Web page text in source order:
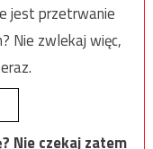
jest przetrwanie
Nie zwlekaj więc,
Nie czekaj zatem